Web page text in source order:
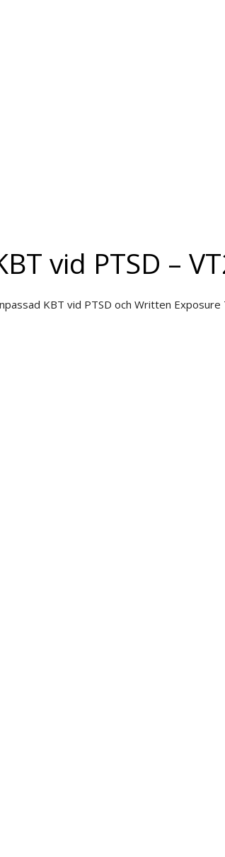
vid PTSD –
KBT vid PTSD och Written Exposure